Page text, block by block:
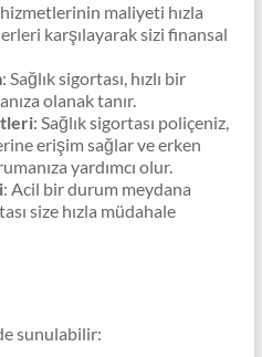
hizmetlerinin maliyeti hızla
karşılayarak sizi finansal
: Sağlık sigortası, hızlı bir
olanak tanır.
: Sağlık sigortası poliçeniz,
erişim sağlar ve erken
yardımcı olur.
: Acil bir durum meydana
size hızla müdahale
sunulabilir: